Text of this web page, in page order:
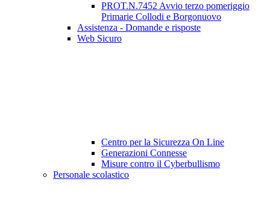
PROT.N.7452 Avvio terzo pomeriggio
Primarie Collodi e Borgonuovo
Assistenza - Domande e risposte
Web Sicuro
Centro per la Sicurezza On Line
Generazioni Connesse
Misure contro il Cyberbullismo
Personale scolastico